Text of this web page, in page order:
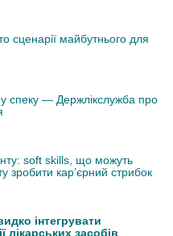
сценарії майбутнього для
у спеку — Держлікслужба про
soft skills, що можуть
зробити кар’єрний стрибок
інтегрувати
лікарських засобів